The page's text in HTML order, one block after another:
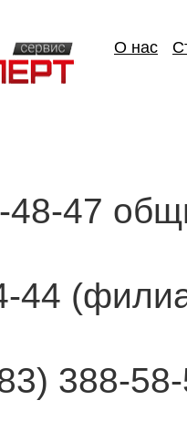
О нас
48-47
44
388-